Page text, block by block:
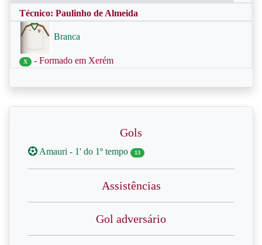
Técnico: Paulinho de Almeida
Branca
X - Formado em Xerém
Gols
Amauri - 1' do 1º tempo 13
Assistências
Gol adversário